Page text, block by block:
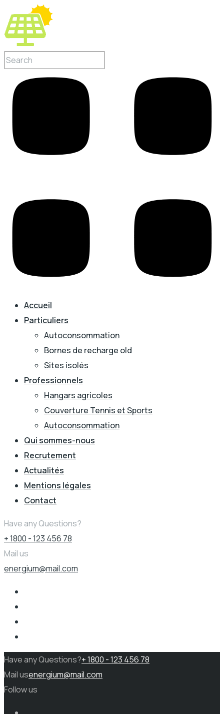
Accueil
Particuliers
Autoconsommation
Bornes de recharge old
Sites isolés
Professionnels
Hangars agricoles
Couverture Tennis et Sports
Autoconsommation
Qui sommes-nous
Recrutement
Actualités
Mentions légales
Contact
Have any Questions?
+ 1800 - 123 456 78
Mail us
energium@mail.com
Have any Questions?+ 1800 - 123 456 78
Mail usenergium@mail.com
Follow us